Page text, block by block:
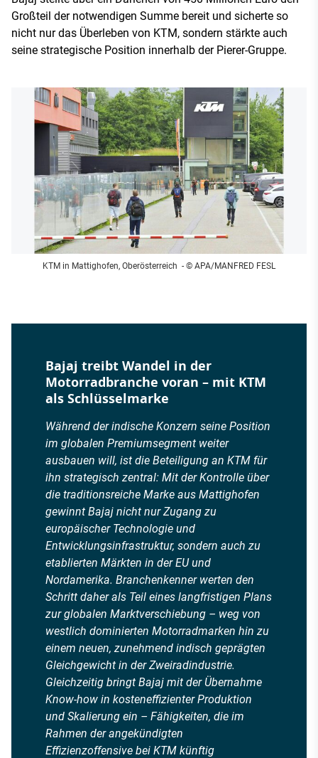
Großteil der notwendigen Summe bereit und sicherte so
nicht nur das Überleben von KTM, sondern stärkte auch
seine strategische Position innerhalb der Pierer-Gruppe.
KTM in Mattighofen, Oberösterreich - © APA/MANFRED FESL
Bajaj treibt Wandel in der
Motorradbranche voran – mit KTM
als Schlüsselmarke
Während der indische Konzern seine Position
im globalen Premiumsegment weiter
ausbauen will, ist die Beteiligung an KTM für
ihn strategisch zentral: Mit der Kontrolle über
die traditionsreiche Marke aus Mattighofen
gewinnt Bajaj nicht nur Zugang zu
europäischer Technologie und
Entwicklungsinfrastruktur, sondern auch zu
etablierten Märkten in der EU und
Nordamerika. Branchenkenner werten den
Schritt daher als Teil eines langfristigen Plans
zur globalen Marktverschiebung – weg von
westlich dominierten Motorradmarken hin zu
einem neuen, zunehmend indisch geprägten
Gleichgewicht in der Zweiradindustrie.
Gleichzeitig bringt Bajaj mit der Übernahme
Know-how in kosteneffizienter Produktion
und Skalierung ein – Fähigkeiten, die im
Rahmen der angekündigten
Effizienzoffensive bei KTM künftig